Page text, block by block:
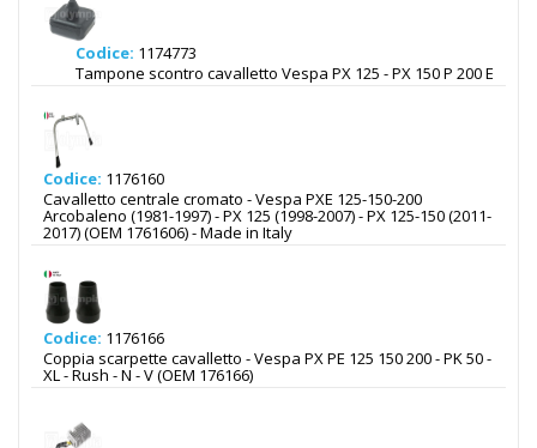
Codice: 1174773
Tampone scontro cavalletto Vespa PX 125 - PX 150 P 200 E
Codice: 1176160
Cavalletto centrale cromato - Vespa PXE 125-150-200
Arcobaleno (1981-1997) - PX 125 (1998-2007) - PX 125-150 (2011-
2017) (OEM 1761606) - Made in Italy
Codice: 1176166
Coppia scarpette cavalletto - Vespa PX PE 125 150 200 - PK 50 -
XL - Rush - N - V (OEM 176166)